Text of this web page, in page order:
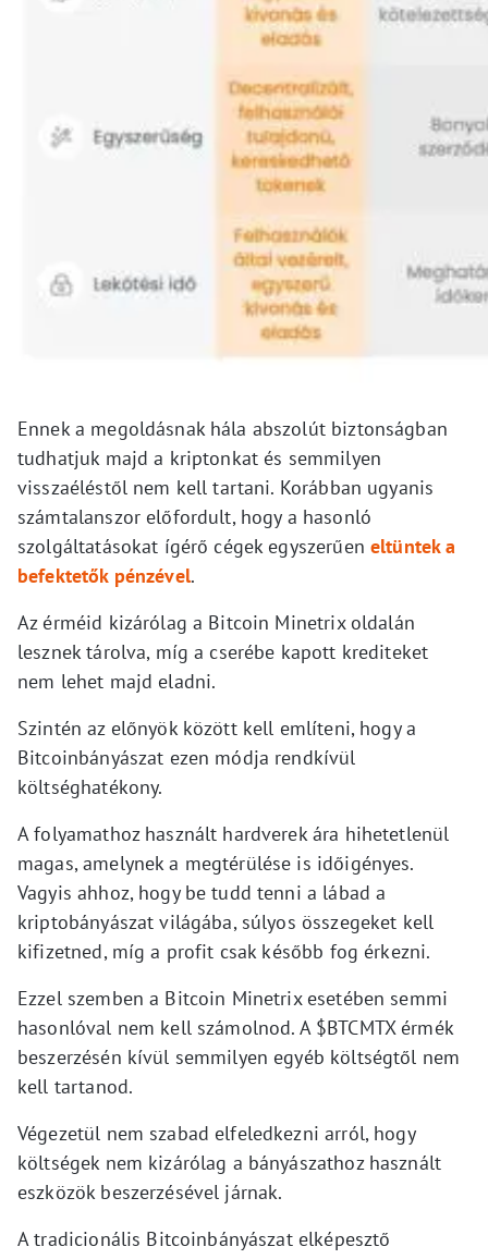
Ennek a megoldásnak hála abszolút biztonságban
tudhatjuk majd a kriptonkat és semmilyen
visszaéléstől nem kell tartani. Korábban ugyanis
számtalanszor előfordult, hogy a hasonló
szolgáltatásokat ígérő cégek egyszerűen eltüntek a
befektetők pénzével.
Az érméid kizárólag a Bitcoin Minetrix oldalán
lesznek tárolva, míg a cserébe kapott krediteket
nem lehet majd eladni.
Szintén az előnyök között kell említeni, hogy a
Bitcoinbányászat ezen módja rendkívül
költséghatékony.
A folyamathoz használt hardverek ára hihetetlenül
magas, amelynek a megtérülése is időigényes.
Vagyis ahhoz, hogy be tudd tenni a lábad a
kriptobányászat világába, súlyos összegeket kell
kifizetned, míg a profit csak később fog érkezni.
Ezzel szemben a Bitcoin Minetrix esetében semmi
hasonlóval nem kell számolnod. A $BTCMTX érmék
beszerzésén kívül semmilyen egyéb költségtől nem
kell tartanod.
Végezetül nem szabad elfeledkezni arról, hogy
költségek nem kizárólag a bányászathoz használt
eszközök beszerzésével járnak.
A tradicionális Bitcoinbányászat elképesztő